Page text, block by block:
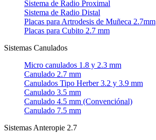
Sistema de Radio Proximal
Sistema de Radio Distal
Placas para Artrodesis de Muñeca 2.7mm
Placas para Cubito 2.7 mm
Sistemas Canulados
Micro canulados 1.8 y 2.3 mm
Canulado 2.7 mm
Canulados Tipo Herber 3.2 y 3.9 mm
Canulado 3.5 mm
Canulado 4.5 mm (Convenciónal)
Canulado 7.5 mm
Sistemas Anteropie 2.7